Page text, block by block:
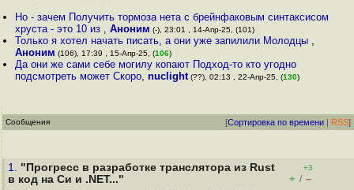
Но - зачем Получить тормоза нета с брейнфаковым синтаксисом
хруста - это 10 из ,Аноним (-), 23:01 , 14-Апр-25, (101)
Только я хотел начать писать, а они уже запилили Молодцы ,
Аноним (106), 17:39 , 15-Апр-25, (106)
Да они же сами себе могилу копают Подход-то кто угодно
подсмотреть может Скоро,nuclight (??), 02:13 , 22-Апр-25, (130)
Сообщения [Сортировка по времени | RSS]
1. "Прогресс в разработке транслятора из Rust
в код на Cи и .NET..."
+3
+ / –